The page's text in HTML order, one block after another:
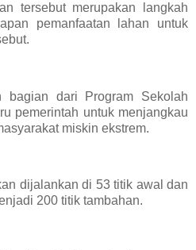
tersebut merupakan langkah
pemanfaatan lahan untuk
bagian dari Program Sekolah
pemerintah untuk menjangkau
miskin ekstrem.
dijalankan di 53 titik awal dan
200 titik tambahan.